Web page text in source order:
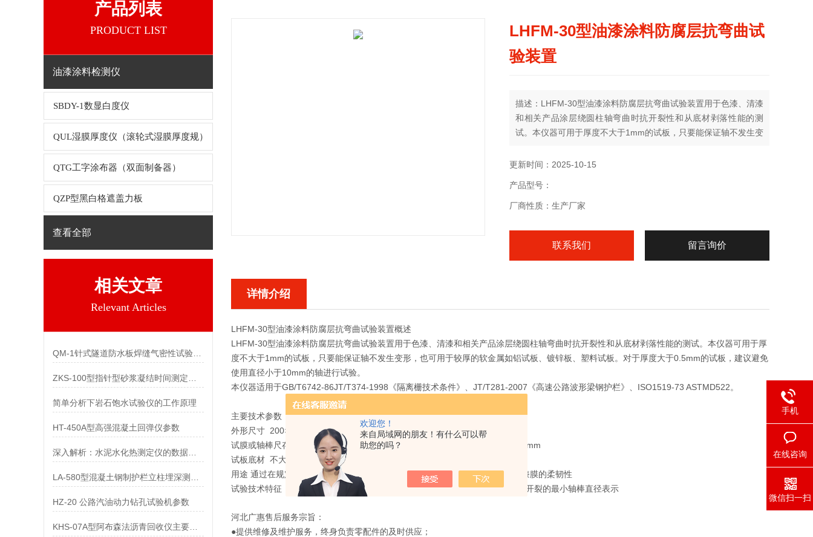
欢迎您！
来自局域网的朋友！有什么可以帮
助您的吗？
产品列表
PRODUCT LIST
油漆涂料检测仪
SBDY-1数显白度仪
QUL湿膜厚度仪（滚轮式湿膜厚度规）
QTG工字涂布器（双面制备器）
QZP型黑白格遮盖力板
查看全部
相关文章
Relevant Articles
QM-1针式隧道防水板焊缝气密性试验仪参数
简单分析下岩石饱水试验仪的工作原理
HT-450A型高强混凝土回弹仪参数
深入解析：水泥水化热测定仪的数据处理与结果分析
HZ-20 公路汽油动力钻孔试验机参数
KHS-07A型阿布森法沥青回收仪主要技术参数
LHFM-30型油漆涂料防腐层抗弯曲试
验装置
描述：LHFM-30型油漆涂料防腐层抗弯曲试验装置用于色漆、清漆
和相关产品涂层绕圆柱轴弯曲时抗开裂性和从底材剥落性能的测
试。本仪器可用于厚度不大于1mm的试板，只要能保证轴不发生变
度大于0.5mm的试板，建议避免使用直径小于10mm的轴进行试
更新时间：2025-10-15
产品型号：
厂商性质：生产厂家
联系我们 留言询价
详情介绍
LHFM-30型油漆涂料防腐层抗弯曲试验装置概述
LHFM-30型油漆涂料防腐层抗弯曲试验装置用于色漆、清漆和相关产品涂层绕圆柱轴弯曲时抗开裂性和从底材剥落性能的测试。本仪器可用于厚
度不大于1mm的试板，只要能保证轴不发生变形，也可用于较厚的软金属如铝试板、镀锌板、塑料试板。对于厚度大于0.5mm的试板，建议避免
使用直径小于10mm的轴进行试验。
本仪器适用于GB/T6742-86JT/T374-1998《隔离栅技术条件》、JT/T281-2007《高速公路波形梁钢护栏》、ISO1519-73 ASTMD522。
主要技术参数
外形尺寸 200×100×130mm
试膜或轴棒尺存寸 轴棒直径2，3，4，5，6，8，10，12，16，18，20,25,32 mm
试板底材 不大于1.0mm（磨光钢板，马口铁板）
用途 通过在规定的标准条件下漆膜随底材一起变形而不发生损坏的能力，评价漆膜的柔韧性
试验技术特征 在标准规定下，以试板在1-3秒内绕轴棒弯曲180度后不引起漆膜开裂的最小轴棒直径表示
河北广惠售后服务宗旨：
●提供维修及维护服务，终身负责零配件的及时供应；
手机
在线咨询
微信扫一扫